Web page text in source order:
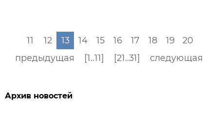
предыдущая [1..11]
11 12 13 14 15 16 17 18 19
20
[21..31]
следующая
Архив новостей